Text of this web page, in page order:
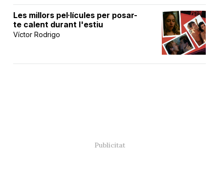
Les millors pel·lícules per posar-
te calent durant l'estiu
Víctor Rodrigo